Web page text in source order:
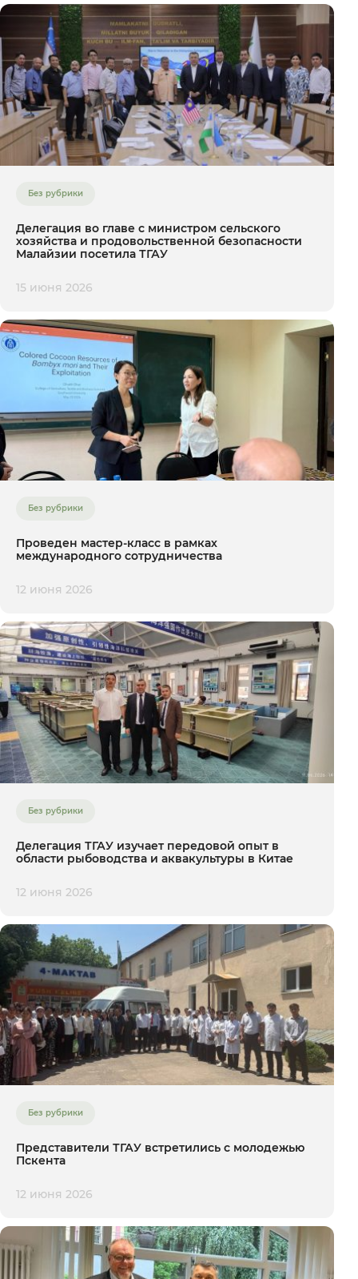
Без рубрики
Делегация во главе с министром сельского
хозяйства и продовольственной безопасности
Малайзии посетила ТГАУ
15 июня 2026
Без рубрики
Проведен мастер-класс в рамках
международного сотрудничества
12 июня 2026
Без рубрики
Делегация ТГАУ изучает передовой опыт в
области рыбоводства и аквакультуры в Китае
12 июня 2026
Без рубрики
Представители ТГАУ встретились с молодежью
Пскента
12 июня 2026